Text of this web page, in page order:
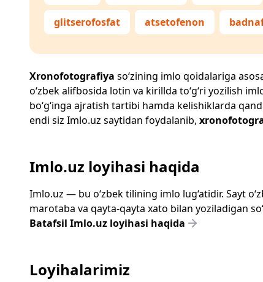
glitserofosfat atsetofenon
Xronofotografiya so‘zining imlo qoidalariga
o‘zbek alifbosida lotin va kirillda to‘g‘ri yozilish
bo‘g‘inga ajratish tartibi hamda kelishiklarda
endi siz Imlo.uz saytidan foydalanib,
Imlo.uz loyihasi haqida
Imlo.uz — bu o‘zbek tilining imlo lug‘atidir. Sayt
marotaba va qayta-qayta xato bilan yoziladigan
Batafsil Imlo.uz loyihasi haqida
Loyihalarimiz